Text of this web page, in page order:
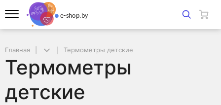
Главная Термометры детские
Термометры
детские